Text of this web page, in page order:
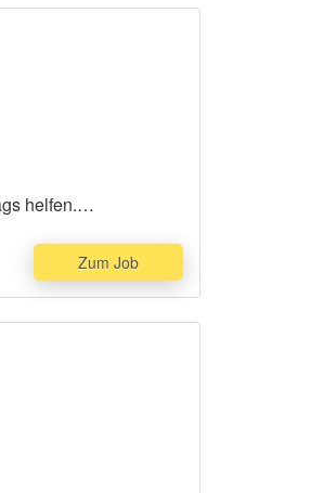
helfen.
Zum Job